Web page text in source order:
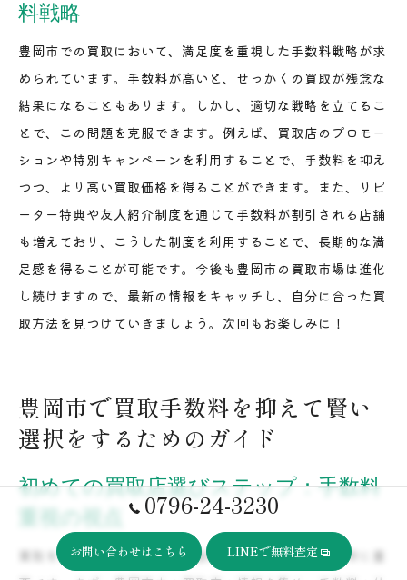
料戦略
豊岡市での買取において、満足度を重視した手数料戦略が求
められています。手数料が高いと、せっかくの買取が残念な
結果になることもあります。しかし、適切な戦略を立てるこ
とで、この問題を克服できます。例えば、買取店のプロモー
ションや特別キャンペーンを利用することで、手数料を抑え
つつ、より高い買取価格を得ることができます。また、リピ
ーター特典や友人紹介制度を通じて手数料が割引される店舗
も増えており、こうした制度を利用することで、長期的な満
足感を得ることが可能です。今後も豊岡市の買取市場は進化
し続けますので、最新の情報をキャッチし、自分に合った買
取方法を見つけていきましょう。次回もお楽しみに！
豊岡市で買取手数料を抑えて賢い
選択をするためのガイド
初めての買取店選びステップ：手数料
買取を初めて利用する際、手数料重視で選ぶことは非常に重
0796-24-3230
お問い合わせはこちら LINEで無料査定